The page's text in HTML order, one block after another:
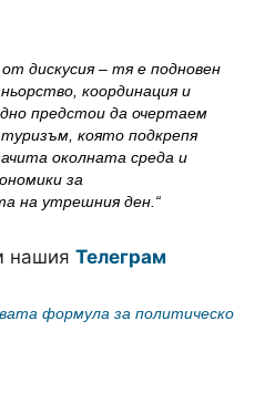
дискусия – тя е подновен
координация и
предстои да очертаем
която подкрепя
околната среда и
за
на утрешния ден.“
нашия Телеграм
формула за политическо